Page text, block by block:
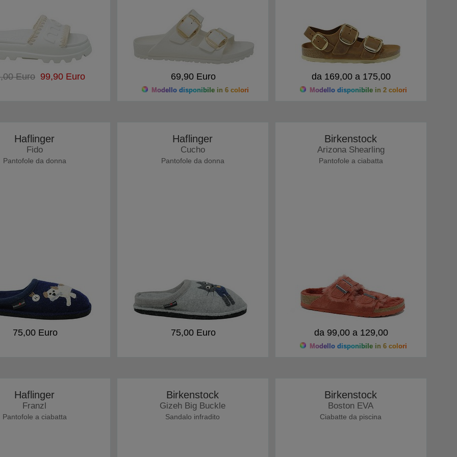
Euro99,90 Euro 69,90 Euro
Modello disponibile in 6 colori
da 169,00 a 175,00
Modello disponibile in 2 colori
Haflinger
Fido
Pantofole da donna
75,00 Euro
Haflinger
Cucho
Pantofole da donna
75,00 Euro
Birkenstock
Arizona Shearling
Pantofole a ciabatta
da 99,00 a 129,00
Modello disponibile in 6 colori
Haflinger
Franzl
Pantofole a ciabatta
Birkenstock
Gizeh Big Buckle
Sandalo infradito
Birkenstock
Boston EVA
Ciabatte da piscina